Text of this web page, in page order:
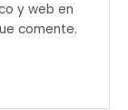
y web en
comente.